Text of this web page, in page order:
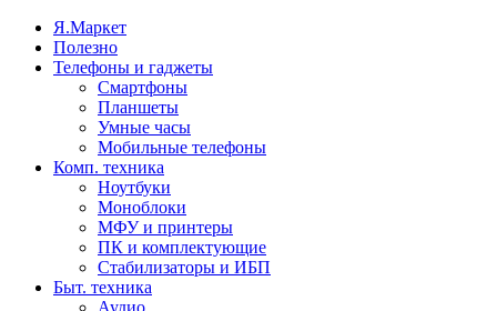
Я.Маркет
Полезно
Телефоны и гаджеты
Смартфоны
Планшеты
Умные часы
Мобильные телефоны
Комп. техника
Ноутбуки
Моноблоки
МФУ и принтеры
ПК и комплектующие
Стабилизаторы и ИБП
Быт. техника
Аудио